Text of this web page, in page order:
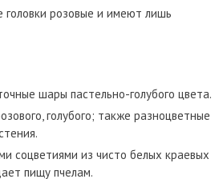
розовые и имеют лишь
шары пастельно-голубого цвета.
голубого; также разноцветные
соцветиями из чисто белых краевых
пищу пчелам.